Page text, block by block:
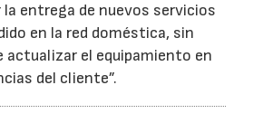
entrega de nuevos servicios
en la red doméstica, sin
actualizar el equipamiento en
del cliente”.